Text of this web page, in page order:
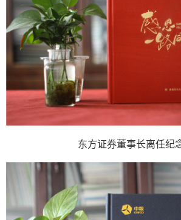
东方证券董事长离任纪